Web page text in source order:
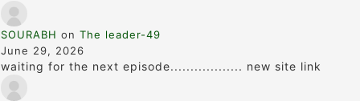
SOURABH on The leader-49
June 29, 2026
waiting for the next episode.................. new site link